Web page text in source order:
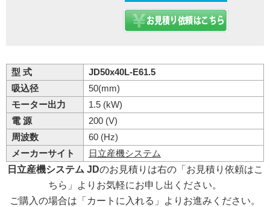
型 式
JD50x40L-E61.5
吸込径
50(mm)
モーター出力
1.5 (kW)
電 源
200 (V)
周波数
60 (Hz)
メーカーサイト
日立産機システム
日立産機システム JDのお見積りは右の「お見積り依頼はこ
ちら」よりお気軽にお申し出ください。
ご購入の場合は「カートに入れる」よりお進みください。